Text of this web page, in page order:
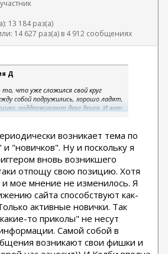
13 184 раз(а)
14 627 раз(а) в 4 912 сообщениях
Д
что уже сложился свой круг
собой подружились, хорошо ладят,
поддерживают друг друга. И вот
лишней..
возникает тема по
"новичков". Ну и поскольку я
вновь возникшего
отпощу свою позицию. Хотя
и мое мнение не изменилось. Я
сайта способствуют как-
активные новички. Так
то приколы" не несут
Самой собой в
возникают свои фишки и